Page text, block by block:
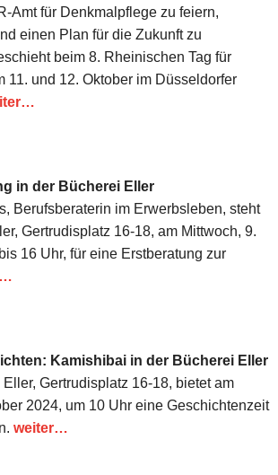
Amt für Denkmalpflege zu feiern,
einen Plan für die Zukunft zu
beim 8. Rheinischen Tag für
11. und 12. Oktober im Düsseldorfer
in der Bücherei Eller
Berufsberaterin im Erwerbsleben, steht
Gertrudisplatz 16-18, am Mittwoch, 9.
16 Uhr, für eine Erstberatung zur
Kamishibai in der Bücherei Eller
Gertrudisplatz 16-18, bietet am
2024, um 10 Uhr eine Geschichtenzeit
weiter…